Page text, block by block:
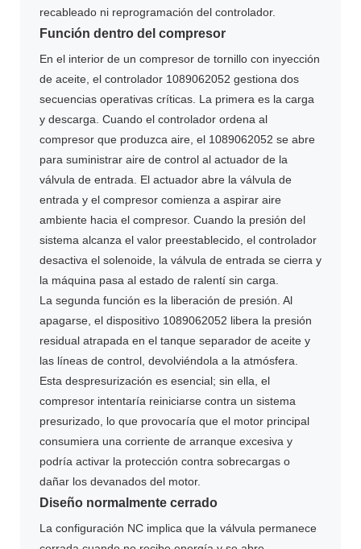
recableado ni reprogramación del controlador.
Función dentro del compresor
En el interior de un compresor de tornillo con inyección
de aceite, el controlador 1089062052 gestiona dos
secuencias operativas críticas. La primera es la carga
y descarga. Cuando el controlador ordena al
compresor que produzca aire, el 1089062052 se abre
para suministrar aire de control al actuador de la
válvula de entrada. El actuador abre la válvula de
entrada y el compresor comienza a aspirar aire
ambiente hacia el compresor. Cuando la presión del
sistema alcanza el valor preestablecido, el controlador
desactiva el solenoide, la válvula de entrada se cierra y
la máquina pasa al estado de ralentí sin carga.
La segunda función es la liberación de presión. Al
apagarse, el dispositivo 1089062052 libera la presión
residual atrapada en el tanque separador de aceite y
las líneas de control, devolviéndola a la atmósfera.
Esta despresurización es esencial; sin ella, el
compresor intentaría reiniciarse contra un sistema
presurizado, lo que provocaría que el motor principal
consumiera una corriente de arranque excesiva y
podría activar la protección contra sobrecargas o
dañar los devanados del motor.
Diseño normalmente cerrado
La configuración NC implica que la válvula permanece